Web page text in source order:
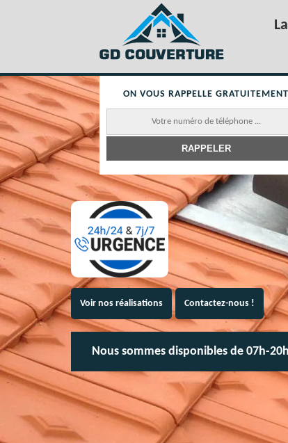
Voir nos réalisations Contactez-nous !
Nous sommes disponibles de 07h-
ON VOUS RAPPELLE GRATUITEMENT